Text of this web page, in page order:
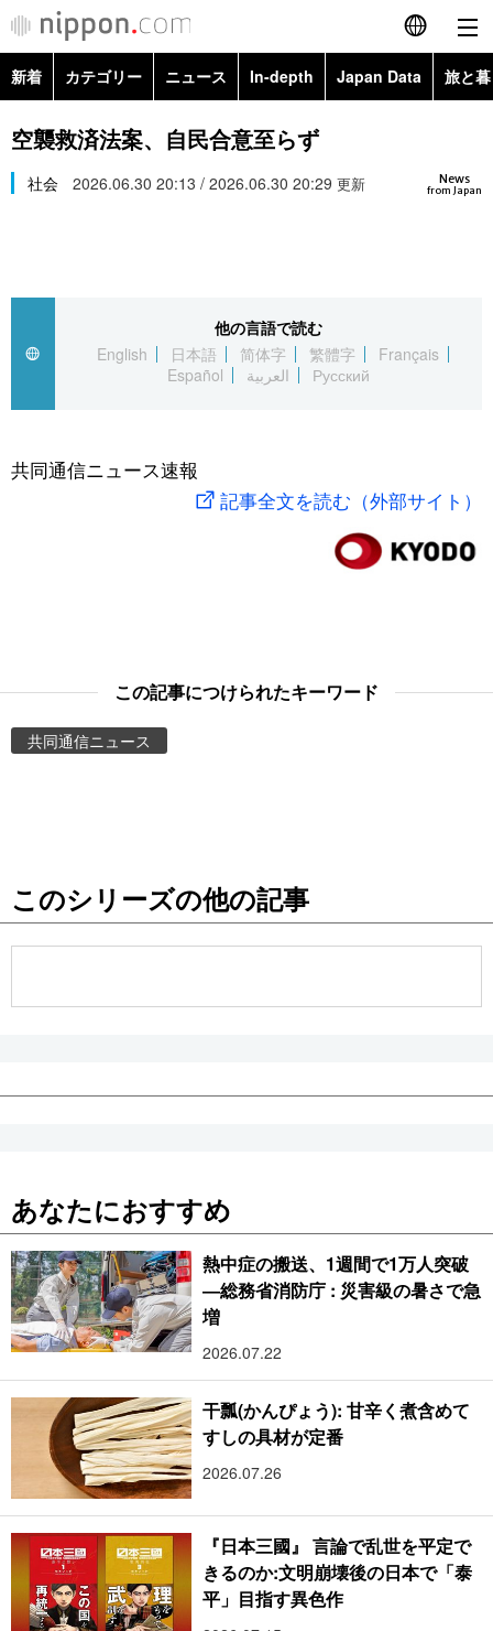
English
繁體字
العربية
社会
旅と暮らし
東京
新着 カテゴリー ニュース In-depth Japan Data 旅と
政治・外交
経済・ビジネス
社会
文化
科学・技術
暮らし
Images
お知らせ
空襲救済法案、自民合意至らず
News
from Japan
社会 2026.06.30 20:13 / 2026.06.30 20:29 更新
他の言語で読む
English
日本語 简体字 繁體字
Français
Español
العربية Русский
共同通信ニュース速報
記事全文を読む（外部サイト）
この記事につけられたキーワード
共同通信ニュース
このシリーズの他の記事
あなたにおすすめ
熱中症の搬送、1週間で1万人突破
―総務省消防庁 : 災害級の暑さで急
増
2026.07.22
干瓢(かんぴょう): 甘辛く煮含めて
すしの具材が定番
2026.07.26
『日本三國』 言論で乱世を平定で
きるのか:文明崩壊後の日本で「泰
平」目指す異色作